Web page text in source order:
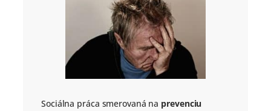
Sociálna práca smerovaná na prevenciu